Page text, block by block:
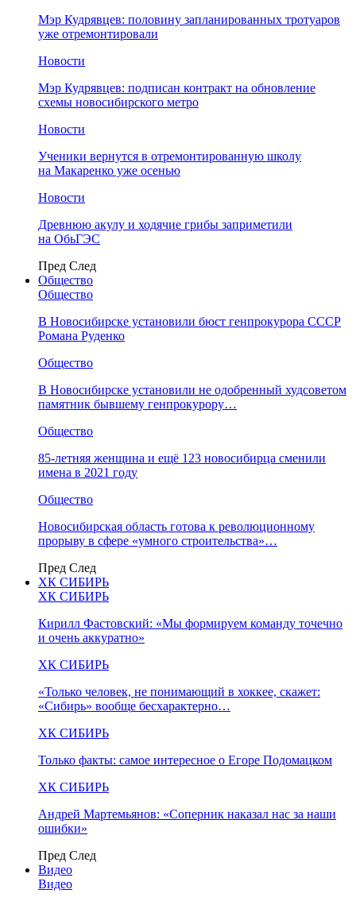
Мэр Кудрявцев: половину запланированных тротуаров
уже отремонтировали
Новости
Мэр Кудрявцев: подписан контракт на обновление
схемы новосибирского метро
Новости
Ученики вернутся в отремонтированную школу
на Макаренко уже осенью
Новости
Древнюю акулу и ходячие грибы заприметили
на ОбьГЭС
Пред След
Общество
Общество
В Новосибирске установили бюст генпрокурора СССР
Романа Руденко
Общество
В Новосибирске установили не одобренный худсоветом
памятник бывшему генпрокурору…
Общество
85-летняя женщина и ещё 123 новосибирца сменили
имена в 2021 году
Общество
Новосибирская область готова к революционному
прорыву в сфере «умного строительства»…
Пред След
ХК СИБИРЬ
ХК СИБИРЬ
Кирилл Фастовский: «Мы формируем команду точечно
и очень аккуратно»
ХК СИБИРЬ
«Только человек, не понимающий в хоккее, скажет:
«Сибирь» вообще бесхарактерно…
ХК СИБИРЬ
Только факты: самое интересное о Егоре Подомацком
ХК СИБИРЬ
Андрей Мартемьянов: «Соперник наказал нас за наши
ошибки»
Пред След
Видео
Видео